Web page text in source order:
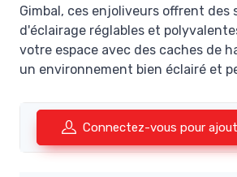
Gimbal, ces enjoliveurs offrent des
d'éclairage réglables et
votre espace avec des caches de
un environnement bien éclairé et
Connectez-vous pour